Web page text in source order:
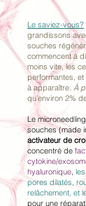
Le saviez-vous?
grandissons
souches
commencent à
moins vite, les
performantes,
à apparaître. À
qu’environ 2%
Le
souches (made
activateur de
concentré de
cytokine/
hyaluronique,
pores dilatés,
relâchement, et
pour une